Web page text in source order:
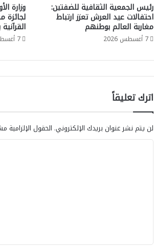
رئيس الجمعية الثقافية للضفتين:
احتفالات عيد العرش تعزز ارتباط
مغاربة العالم بوطنهم
7 أغسطس 2026
وزارة
لجائزة
القرآنية
7 أغسطس 2026
اترك تعليقاً
لن يتم نشر عنوان بريدك الإلكتروني. الحقول الإلزامية